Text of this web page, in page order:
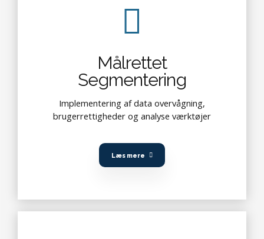
Målrettet
Segmentering
Implementering af data overvågning,
brugerrettigheder og analyse værktøjer